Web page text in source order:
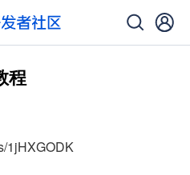
程
1jHXGODK